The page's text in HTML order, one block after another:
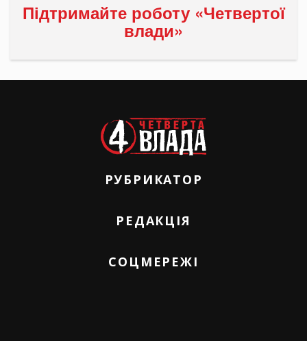
Підтримайте роботу «Четвертої
влади»
РУБРИКАТОР
РЕДАКЦІЯ
СОЦМЕРЕЖІ